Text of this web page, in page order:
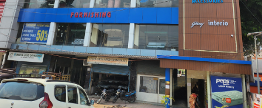
“हकीकत से दूर, केवल आंकड़ों का खेल” – दिनेश
कुमार
ByGoutam
Published on: February 25, 2026